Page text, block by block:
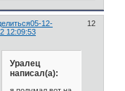
12
05-12-
12:09:53
Уралец
написал(а):